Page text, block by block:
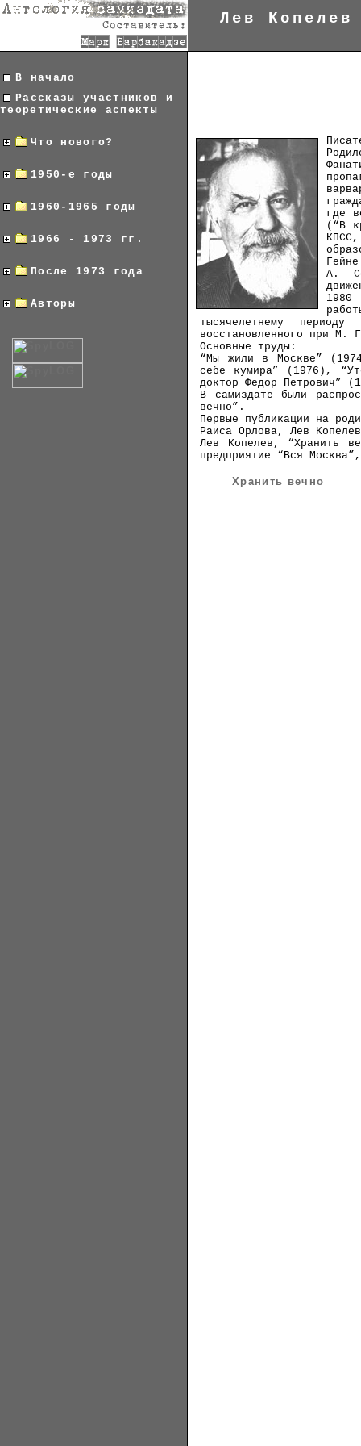
Лев Копелев
В начало
Рассказы участников и
теоретические аспекты
Что нового?
1950-е годы
1960-1965 годы
1966 - 1973 гг.
После 1973 года
Авторы
где
(“В
А.
тысячелетнему
восстановленного при М.
Основные труды:
“Мы жили в Москве”
себе кумира” (1976),
доктор Федор Петрович”
В самиздате были
вечно”.
Первые публикации на
Раиса Орлова, Лев
Лев Копелев, “Хранить
предприятие “Вся
Хранить вечно